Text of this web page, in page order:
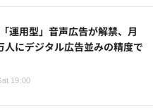
運用型」音声広告が解禁、月
人にデジタル広告並みの精度で
19:00